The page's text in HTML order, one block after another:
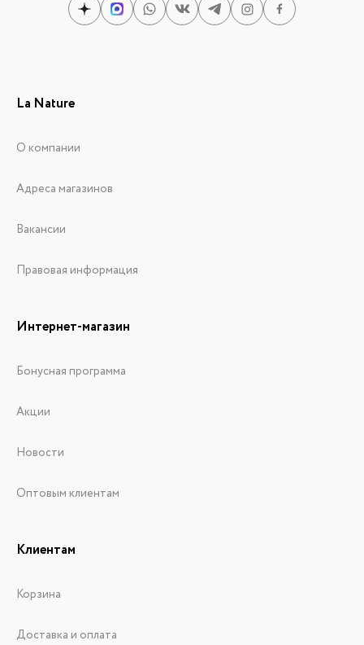
La Nature
О компании
Адреса магазинов
Вакансии
Правовая информация
Интернет-магазин
Бонусная программа
Акции
Новости
Оптовым клиентам
Клиентам
Корзина
Доставка и оплата